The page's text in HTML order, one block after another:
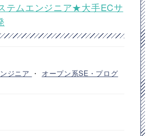
テムエンジニア★大手ECサ
ジニア ・ オープン系SE・プログ